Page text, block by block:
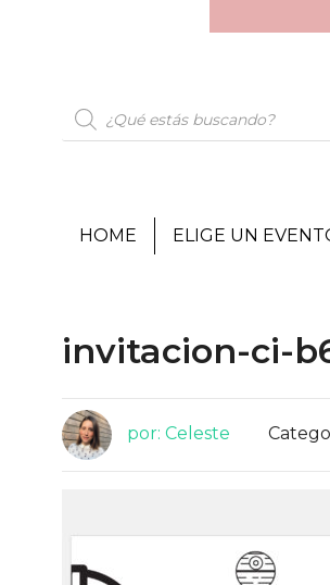
HOME ELIGE UN
invitacion-ci-
por: Celeste